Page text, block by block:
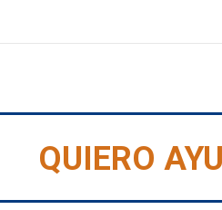
QUIERO